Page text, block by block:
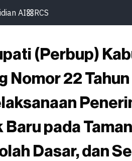
AI RCS
(Perbup)
Nomor 22
pada
Dasar, dan